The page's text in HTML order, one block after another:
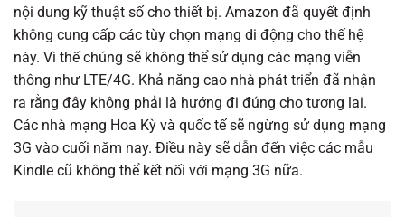
nội dung kỹ thuật số cho thiết bị. Amazon đã quyết định
không cung cấp các tùy chọn mạng di động cho thế hệ
này. Vì thế chúng sẽ không thể sử dụng các mạng viễn
thông như LTE/4G. Khả năng cao nhà phát triển đã nhận
ra rằng đây không phải là hướng đi đúng cho tương lai.
Các nhà mạng Hoa Kỳ và quốc tế sẽ ngừng sử dụng mạng
3G vào cuối năm nay. Điều này sẽ dẫn đến việc các mẫu
Kindle cũ không thể kết nối với mạng 3G nữa.